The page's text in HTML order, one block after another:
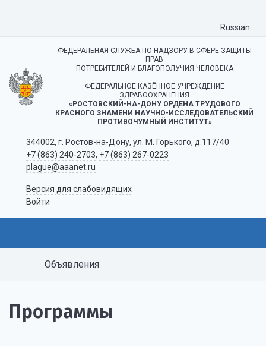
Russian
ФЕДЕРАЛЬНАЯ СЛУЖБА ПО НАДЗОРУ В СФЕРЕ ЗАЩИТЫ
ПРАВ
ПОТРЕБИТЕЛЕЙ И БЛАГОПОЛУЧИЯ ЧЕЛОВЕКА
ФЕДЕРАЛЬНОЕ КАЗЁННОЕ УЧРЕЖДЕНИЕ
ЗДРАВООХРАНЕНИЯ
«РОСТОВСКИЙ-НА-ДОНУ ОРДЕНА ТРУДОВОГО
КРАСНОГО ЗНАМЕНИ НАУЧНО-ИССЛЕДОВАТЕЛЬСКИЙ
ПРОТИВОЧУМНЫЙ ИНСТИТУТ»
344002, г. Ростов-на-Дону, ул. М. Горького, д.117/40
+7 (863) 240-2703, +7 (863) 267-0223
plague@aaanet.ru
Версия для слабовидящих
Войти
Объявления
Программы